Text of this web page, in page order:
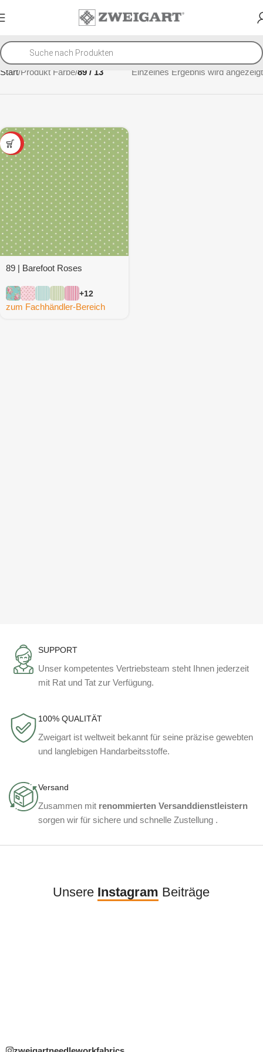
Start Produkt Farbe 89 / 13 Einzelnes Ergebnis wird angezeigt
SALE
89 | Barefoot Roses
+12
zum Fachhändler-Bereich
SUPPORT
Unser kompetentes Vertriebsteam steht Ihnen jederzeit
mit Rat und Tat zur Verfügung.
100% QUALITÄT
Zweigart ist weltweit bekannt für seine präzise gewebten
und langlebigen Handarbeitsstoffe.
Versand
Zusammen mit renommierten Versanddienstleistern
sorgen wir für sichere und schnelle Zustellung .
Unsere Instagram Beiträge